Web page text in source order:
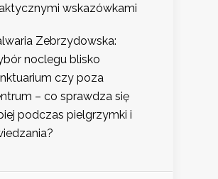
wskazówkami
Zebrzydowska:
noclegu blisko
czy poza
– co sprawdza się
podczas pielgrzymki i